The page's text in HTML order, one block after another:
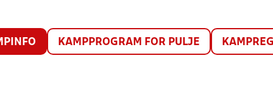
KAMPPROGRAM FOR PULJE